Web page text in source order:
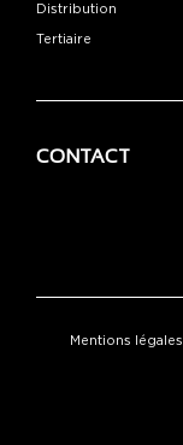
Distribution
Tertiaire
CONTACT
Mentions légales